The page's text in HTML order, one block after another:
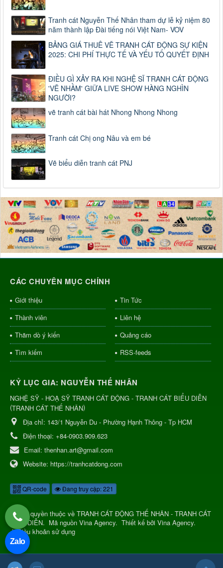
Tranh cát Nguyễn Thế Nhân tham dự lễ kỷ niệm 80
năm thành lập Đài tiếng nói Việt Nam- VOV
BẢNG GIÁ THUÊ VẼ TRANH CÁT ĐỘNG SỰ KIỆN
2025: CHI PHÍ THỰC TẾ VÀ YẾU TỐ QUYẾT ĐỊNH
ĐIỀU GÌ XẢY RA KHI NGHỆ SĨ TRANH CÁT ĐỘNG
'VẼ NHẦM' GIỮA LIVE SHOW HÀNG NGHÌN
NGƯỜI?
vẽ tranh cát bài hát Nhong Nhong Nhong
Tranh cát Chị ong Nâu và em bé
Vẽ biểu diễn tranh cát PNJ
CÁC CHUYÊN MỤC CHÍNH
Giới thiệu
Tin Tức
Thành viên
Liên hệ
Thăm dò ý kiến
Quảng cáo
Tìm kiếm
RSS-feeds
KỶ LỤC GIA: NGUYỄN THẾ NHÂN
NGHỆ SỸ - HOẠ SỸ TRANH CÁT ĐỘNG - TRANH CÁT BIỂU DIỄN
(TRANH CÁT THẾ NHÂN)
Địa chỉ: 143/1 Nguyễn Du - Phường Hạnh Thông - Tp HCM
Điện thoại: +84-0903.909.623
Email: thenhan.art@gmail.com
Website: https://tranhcatdong.com
QR-code Đang truy cập: 221
© Bản quyền thuộc về TRANH CÁT ĐỘNG THẾ NHÂN - TRANH CÁT
BIỂU DIỄN. Mã nguồn Vina Agency. Thiết kế bởi Vina Agency.
|Điều khoản sử dụng
Zalo